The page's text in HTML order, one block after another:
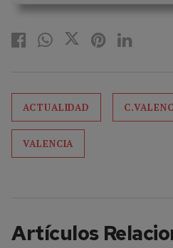
ACTUALIDAD
VALENCIA
Artículos